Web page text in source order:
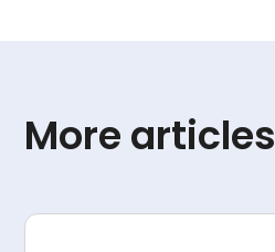
More articles